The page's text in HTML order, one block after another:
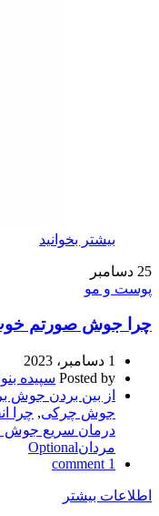
بیشتر بخوانید
25 دسامبر
پوست و مو
چرا جوش صورتم
1 دسامبر، 2023
Posted by سپیده
از بین بردن جوش
جوش چرکی, چرا
درمان سریع
مردانOptional
1 comment
اطلاعات بیشتر